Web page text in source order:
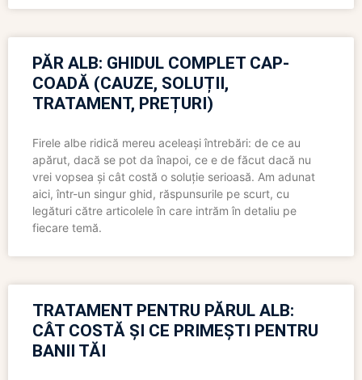
PĂR ALB: GHIDUL COMPLET CAP-
COADĂ (CAUZE, SOLUȚII,
TRATAMENT, PREȚURI)
Firele albe ridică mereu aceleași întrebări: de ce au
apărut, dacă se pot da înapoi, ce e de făcut dacă nu
vrei vopsea și cât costă o soluție serioasă. Am adunat
aici, într-un singur ghid, răspunsurile pe scurt, cu
legături către articolele în care intrăm în detaliu pe
fiecare temă.
TRATAMENT PENTRU PĂRUL ALB:
CÂT COSTĂ ȘI CE PRIMEȘTI PENTRU
BANII TĂI